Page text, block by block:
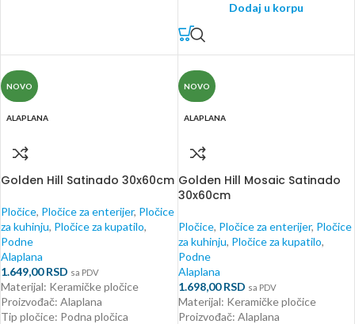
Dodaj u korpu
NOVO
ALAPLANA
Golden Hill Satinado 30x60cm
Pločice, Pločice za enterijer, Pločice
za kuhinju, Pločice za kupatilo,
Podne
Alaplana
1.649,00RSD sa PDV
Materijal: Keramičke pločice
Proizvođač: Alaplana
Tip pločice: Podna pločica
NOVO
ALAPLANA
Golden Hill Mosaic Satinado
30x60cm
Pločice, Pločice za enterijer, Pločice
za kuhinju, Pločice za kupatilo,
Podne
Alaplana
1.698,00RSD sa PDV
Materijal: Keramičke pločice
Proizvođač: Alaplana